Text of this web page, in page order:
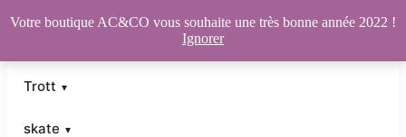
Trott
skate
Votre boutique AC&CO vous souhaite une très bonne année 2022 !
Ignorer